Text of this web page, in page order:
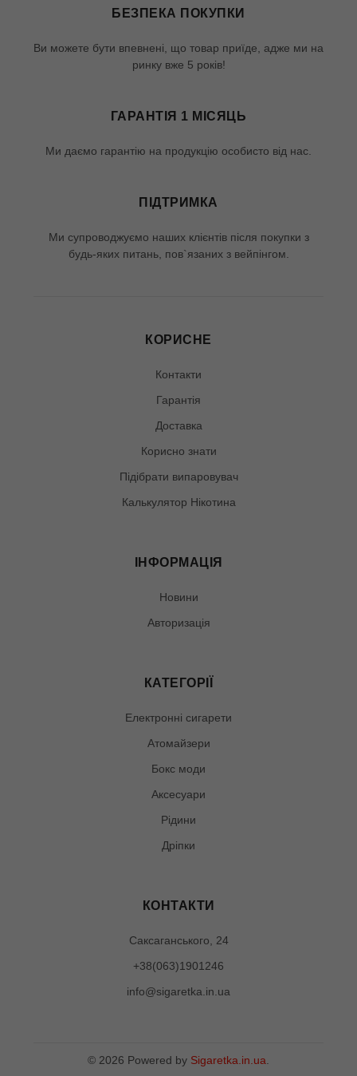
БЕЗПЕКА ПОКУПКИ
Ви можете бути впевнені, що товар приїде, адже ми на
ринку вже 5 років!
ГАРАНТІЯ 1 МІСЯЦЬ
Ми даємо гарантію на продукцію особисто від нас.
ПІДТРИМКА
Ми супроводжуємо наших клієнтів після покупки з
будь-яких питань, пов`язаних з вейпінгом.
КОРИСНЕ
Контакти
Гарантія
Доставка
Корисно знати
Підібрати випаровувач
Калькулятор Нікотина
ІНФОРМАЦІЯ
Новини
Авторизація
КАТЕГОРІЇ
Електронні сигарети
Атомайзери
Бокс моди
Аксесуари
Рідини
Дріпки
КОНТАКТИ
Саксаганського, 24
+38(063)1901246
info@sigaretka.in.ua
© 2026 Powered by Sigaretka.in.ua